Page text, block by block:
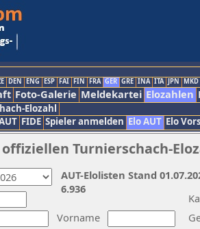
DEN ENG ESP FAI FIN FRA GER GRE INA ITA JPN MKD
Foto-Galerie Meldekartei Elozahlen
Elozahl
FIDE Spieler anmelden Elo AUT Elo
Turnierschach-
Vorname
AUT-Elolisten Stand
6.936